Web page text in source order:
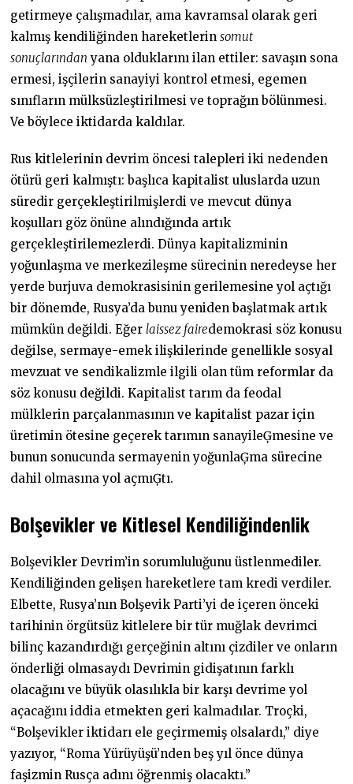
getirmeye çalışmadılar, ama kavramsal olarak geri
kalmış kendiliğinden hareketlerinsomut
sonuçlarından yana olduklarını ilan ettiler: savaşın sona
ermesi, işçilerin sanayiyi kontrol etmesi, egemen
sınıfların mülksüzleştirilmesi ve toprağın bölünmesi.
Ve böylece iktidarda kaldılar.
Rus kitlelerinin devrim öncesi talepleri iki nedenden
ötürü geri kalmıştı: başlıca kapitalist uluslarda uzun
süredir gerçekleştirilmişlerdi ve mevcut dünya
koşulları göz önüne alındığında artık
gerçekleştirilemezlerdi. Dünya kapitalizminin
yoğunlaşma ve merkezileşme sürecinin neredeyse her
yerde burjuva demokrasisinin gerilemesine yol açtığı
bir dönemde, Rusya’da bunu yeniden başlatmak artık
mümkün değildi. Eğerlaissez fairedemokrasi söz konusu
değilse, sermaye-emek ilişkilerinde genellikle sosyal
mevzuat ve sendikalizmle ilgili olan tüm reformlar da
söz konusu değildi. Kapitalist tarım da feodal
mülklerin parçalanmasının ve kapitalist pazar için
üretimin ötesine geçerek tarımın sanayileĢmesine ve
bunun sonucunda sermayenin yoğunlaĢma sürecine
dahil olmasına yol açmıĢtı.
Bolşevikler ve Kitlesel Kendiliğindenlik
Bolşevikler Devrim’in sorumluluğunu üstlenmediler.
Kendiliğinden gelişen hareketlere tam kredi verdiler.
Elbette, Rusya’nın Bolşevik Parti’yi de içeren önceki
tarihinin örgütsüz kitlelere bir tür muğlak devrimci
bilinç kazandırdığı gerçeğinin altını çizdiler ve onların
önderliği olmasaydı Devrimin gidişatının farklı
olacağını ve büyük olasılıkla bir karşı devrime yol
açacağını iddia etmekten geri kalmadılar. Troçki,
“Bolşevikler iktidarı ele geçirmemiş olsalardı,” diye
yazıyor, “Roma Yürüyüşü’nden beş yıl önce dünya
faşizmin Rusça adını öğrenmiş olacaktı.”